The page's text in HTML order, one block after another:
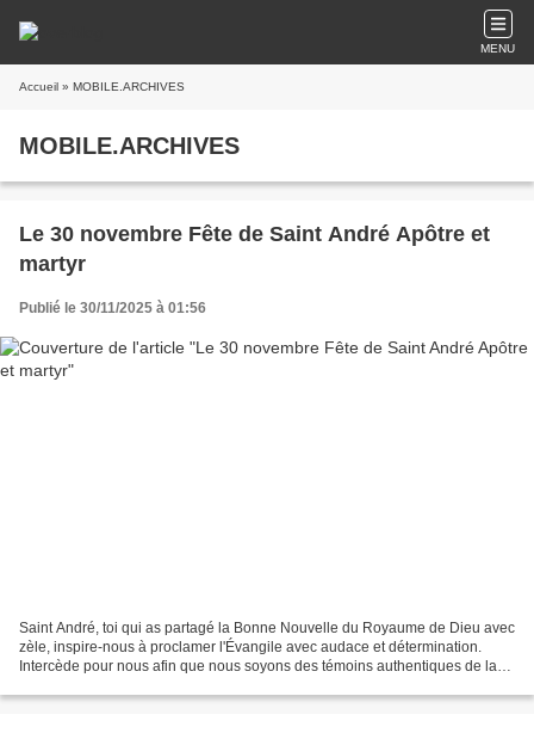
MENU
Accueil » MOBILE.ARCHIVES
MOBILE.ARCHIVES
Le 30 novembre Fête de Saint André Apôtre et
martyr
Publié le 30/11/2025 à 01:56
Saint André, toi qui as partagé la Bonne Nouvelle du Royaume de Dieu avec
zèle, inspire-nous à proclamer l'Évangile avec audace et détermination.
Intercède pour nous afin que nous soyons des témoins authentiques de la